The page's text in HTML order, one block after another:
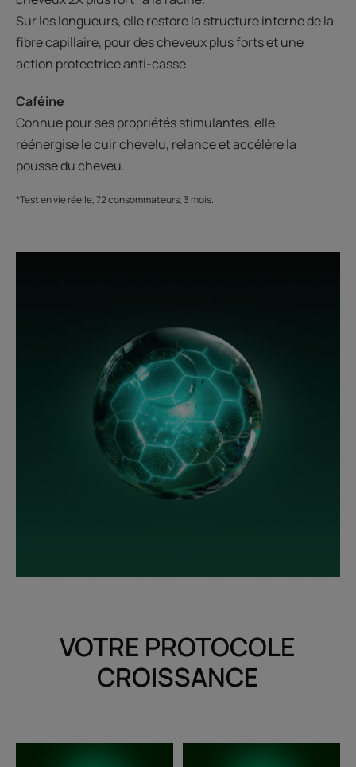
Sur les longueurs, elle restore la structure interne de la
fibre capillaire, pour des cheveux plus forts et une
action protectrice anti-casse.
Caféine
Connue pour ses propriétés stimulantes, elle
réénergise le cuir chevelu, relance et accélère la
pousse du cheveu.
*Test en vie réelle, 72 consommateurs, 3 mois.
VOTRE PROTOCOLE
CROISSANCE